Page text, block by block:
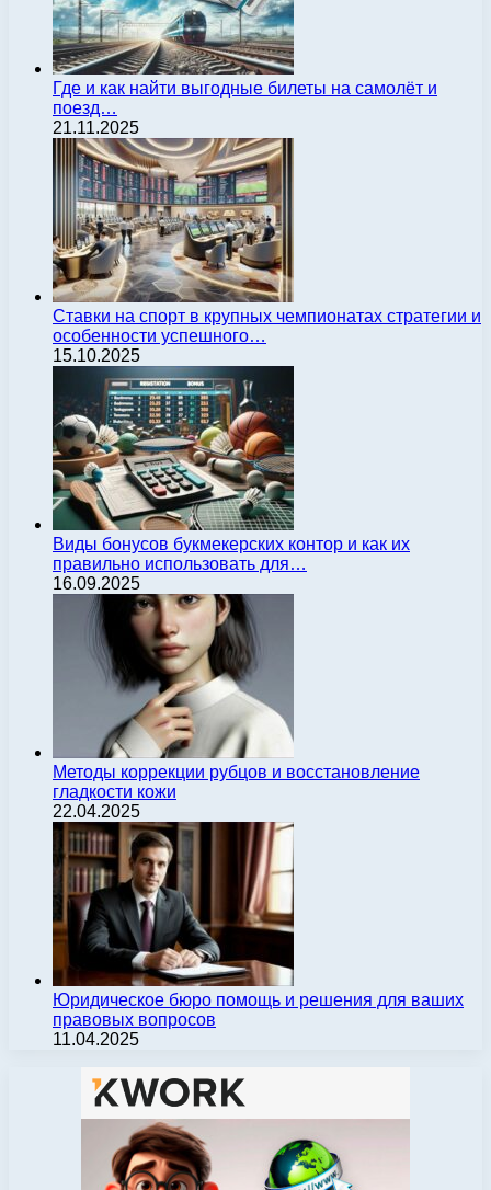
Где и как найти выгодные билеты на самолёт и
поезд…
21.11.2025
Ставки на спорт в крупных чемпионатах стратегии и
особенности успешного…
15.10.2025
Виды бонусов букмекерских контор и как их
правильно использовать для…
16.09.2025
Методы коррекции рубцов и восстановление
гладкости кожи
22.04.2025
Юридическое бюро помощь и решения для ваших
правовых вопросов
11.04.2025